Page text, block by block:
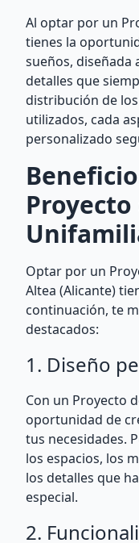
Al optar por un
tienes la
sueños, diseñada
detalles que
distribución de
utilizados, cada
personalizado
Optar por un
Altea (Alicante)
continuación, te
destacados:
1. Diseño
Con un Proyecto
oportunidad de
tus necesidades.
los espacios, los
los detalles que
especial.
2.